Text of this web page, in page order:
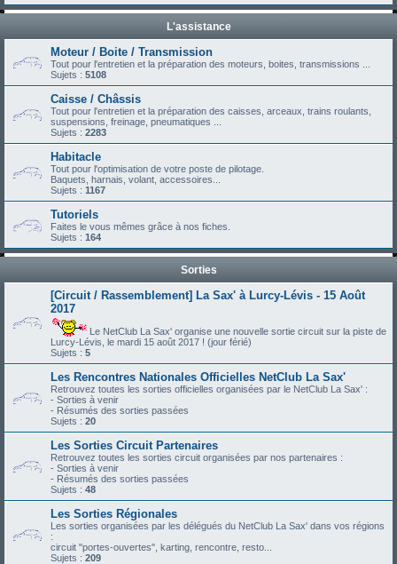
L'assistance
Moteur / Boite / Transmission
Tout pour l'entretien et la préparation des moteurs, boites, transmissions ...
Sujets : 5108
Caisse / Châssis
Tout pour l'entretien et la préparation des caisses, arceaux, trains roulants,
suspensions, freinage, pneumatiques ...
Sujets : 2283
Habitacle
Tout pour l'optimisation de votre poste de pilotage.
Baquets, harnais, volant, accessoires...
Sujets : 1167
Tutoriels
Faites le vous mêmes grâce à nos fiches.
Sujets : 164
Sorties
[Circuit / Rassemblement] La Sax' à Lurcy-Lévis - 15 Août
2017
Le NetClub La Sax' organise une nouvelle sortie circuit sur la piste de
Lurcy-Lévis, le mardi 15 août 2017 ! (jour férié)
Sujets : 5
Les Rencontres Nationales Officielles NetClub La Sax'
Retrouvez toutes les sorties officielles organisées par le NetClub La Sax' :
- Sorties à venir
- Résumés des sorties passées
Sujets : 20
Les Sorties Circuit Partenaires
Retrouvez toutes les sorties circuit organisées par nos partenaires :
- Sorties à venir
- Résumés des sorties passées
Sujets : 48
Les Sorties Régionales
Les sorties organisées par les délégués du NetClub La Sax' dans vos régions
:
circuit "portes-ouvertes", karting, rencontre, resto...
Sujets : 209